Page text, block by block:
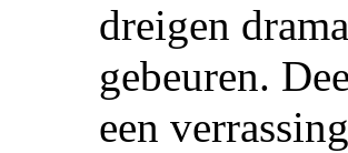
dreigen
gebeuren.
een